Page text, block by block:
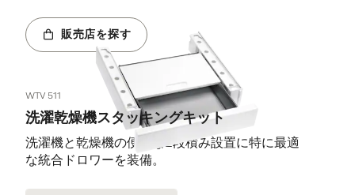
販売店を探す
WTV 511
洗濯乾燥機スタッキングキット
洗濯機と乾燥機の便利な2段積み設置に特に最適
な統合ドロワーを装備。